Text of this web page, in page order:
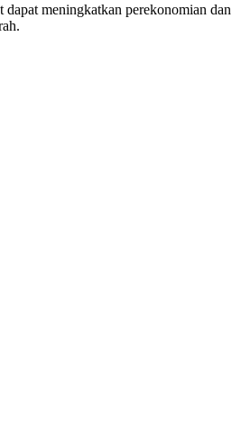
meningkatkan perekonomian dan